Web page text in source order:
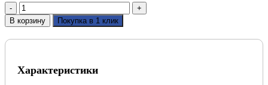
Количество
товара
Проволока
нихромовая
Н
В корзину Покупка в 1 клик
Характеристики